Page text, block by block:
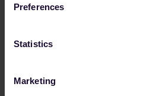
Preferences
Statistics
Marketing
PPWR